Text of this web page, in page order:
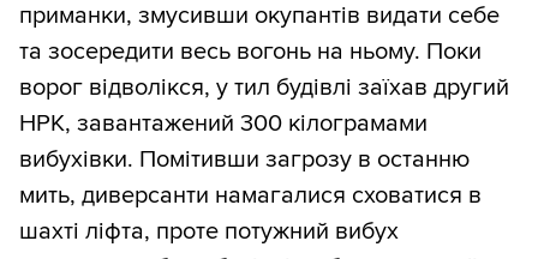
приманки, змусивши окупантів видати себе
та зосередити весь вогонь на ньому. Поки
ворог відволікся, у тил будівлі заїхав другий
НРК, завантажений 300 кілограмами
вибухівки. Помітивши загрозу в останню
мить, диверсанти намагалися сховатися в
шахті ліфта, проте потужний вибух